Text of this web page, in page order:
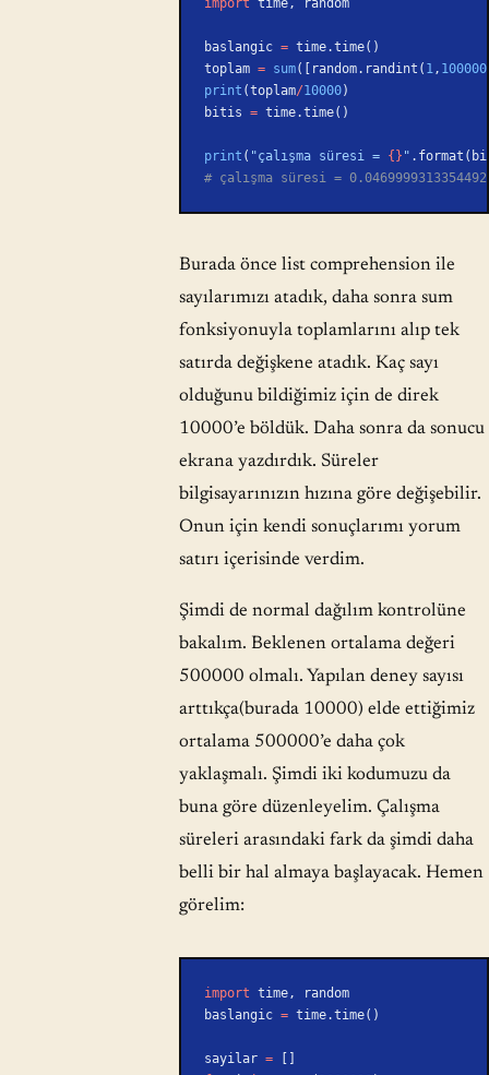
baslangic = time.time()
toplam = sum([random.randint( 1,
print (toplam/10000)
bitis = time.time()
print ( "çalışma süresi = {} "
# çalışma süresi =
Burada önce list comprehension ile
sayılarımızı atadık, daha sonra sum
fonksiyonuyla toplamlarını alıp tek
satırda değişkene atadık. Kaç sayı
olduğunu bildiğimiz için de direk
10000’e böldük. Daha sonra da sonucu
ekrana yazdırdık. Süreler
bilgisayarınızın hızına göre değişebilir.
Onun için kendi sonuçlarımı yorum
satırı içerisinde verdim.
Şimdi de normal dağılım kontrolüne
bakalım. Beklenen ortalama değeri
500000 olmalı. Yapılan deney sayısı
arttıkça(burada 10000) elde ettiğimiz
ortalama 500000’e daha çok
yaklaşmalı. Şimdi iki kodumuzu da
buna göre düzenleyelim. Çalışma
süreleri arasındaki fark da şimdi daha
belli bir hal almaya başlayacak. Hemen
görelim:
import time, random
baslangic = time.time()
sayilar = []